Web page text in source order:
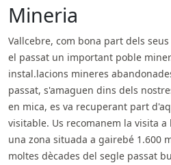
Mineria
Vallcebre, com bona part dels
el passat un important poble
instal.lacions mineres
passat, s'amaguen dins dels
en mica, es va recuperant part
visitable. Us recomanem la visita
una zona situada a gairebé 1.600
moltes dècades del segle passat